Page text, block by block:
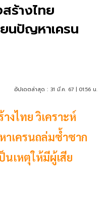
ร้างไทย
นปัญหาเครน
อัปเดตล่าสุด : 31 มี.ค. 67 | 01:56 น.
งไทย วิเคราะห์
เครนถล่มซ้ำซาก
นเหตุให้มีผู้เสีย